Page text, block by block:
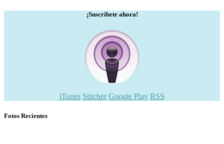
¡Suscríbete ahora!
iTunes Stitcher Google Play RSS
Fotos Recientes